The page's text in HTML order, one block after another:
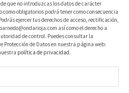
que no introduzcas los datos de carácter
obligatorios podrá tener como consecuencia
ejercer tus derechos de acceso, rectificación,
así como el derecho a
de control. Puedes consultar la
de Datos en nuestra página web:
política de privacidad.